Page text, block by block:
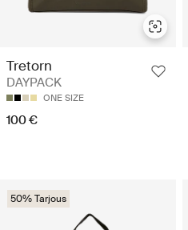
Tretorn
DAYPACK
ONE SIZE
100 €
50% Tarjous